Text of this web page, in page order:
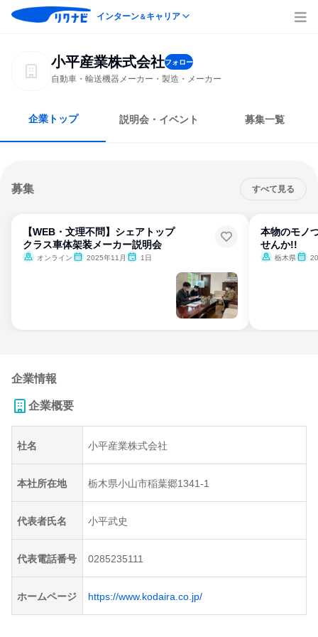
インターン＆キャリア
小平産業株式会社フォロー
自動車・輸送機器メーカー・製造・メーカー
企業トップ 説明会・イベント 募集一覧
募集 すべて見る
【WEB・文理不問】シェアトップ
クラス車体架装メーカー説明会
オンライン 2025年11月 1日
本物のモノ
せんか!!
栃木県
企業情報
企業概要
社名 小平産業株式会社
本社所在地 栃木県小山市稲葉郷1341-1
代表者氏名 小平武史
代表電話番号 0285235111
ホームページ https://www.kodaira.co.jp/